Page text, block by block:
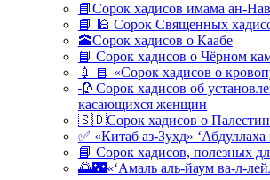
📘Сорок хадисов имама ан-
📘 🕌 Сорок Священных
🕋Сорок хадисов о Каабе
📘 Сорок хадисов о Чёрном
💉 📘 «Сорок хадисов о
🥀 Сорок хадисов об
касающихся женщин
🇸🇩Сорок хадисов о
✅ «Китаб аз-Зухд»
📘 Сорок хадисов, полезных
🌅🌃«‘Амаль аль-йаум ва-л-